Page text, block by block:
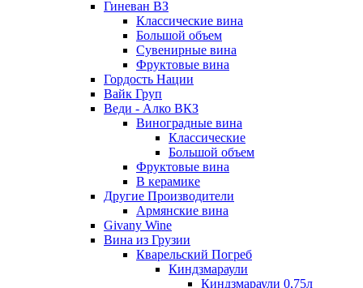
Гиневан ВЗ
Классические вина
Большой объем
Сувенирные вина
Фруктовые вина
Гордость Нации
Вайк Груп
Веди - Алко ВКЗ
Виноградные вина
Классические
Большой объем
Фруктовые вина
В керамике
Другие Производители
Армянские вина
Givany Wine
Вина из Грузии
Кварельский Погреб
Киндзмараули
Киндзмараули 0,75л